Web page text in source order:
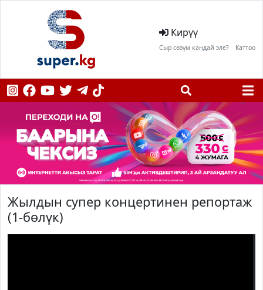
Кирүү
Сыр сөзүм кандай эле? Каттоо
Жылдын супер концертинен репортаж
(1-бөлүк)